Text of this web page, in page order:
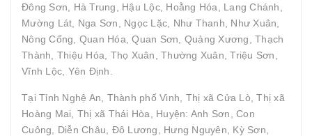
Đông Sơn, Hà Trung, Hậu Lộc, Hoằng Hóa, Lang Chánh,
Mường Lát, Nga Sơn, Ngọc Lặc, Như Thanh, Như Xuân,
Nông Cống, Quan Hóa, Quan Sơn, Quảng Xương, Thạch
Thành, Thiệu Hóa, Thọ Xuân, Thường Xuân, Triệu Sơn,
Vĩnh Lộc, Yên Định.
Tại Tỉnh Nghệ An, Thành phố Vinh, Thị xã Cửa Lò, Thị xã
Hoàng Mai, Thị xã Thái Hòa, Huyện: Anh Sơn, Con
Cuông, Diễn Châu, Đô Lương, Hưng Nguyên, Kỳ Sơn,